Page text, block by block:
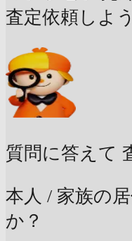
査定依頼しよう
質問に答えて
本人 / 家族の
か？